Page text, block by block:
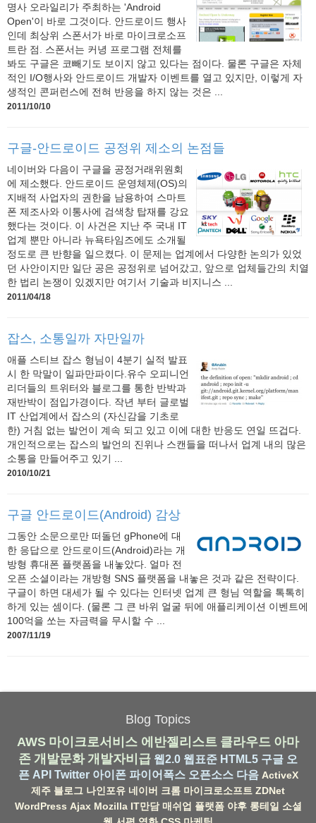
명사 오라일리가 주최하는 'Android
Open'이 바로 그것이다. 안드로이드 행사
인데 최상위 스폰서가 바로 마이크로소프
트란 점. 스폰서는 커녕 프로그램 전체를
봐도 구글은 코빼기도 보이지 않고 있다는 점이다. 물론 구글은 자체
적인 I/O행사와 안드로이드 개발자 이벤트를 열고 있지만, 이렇게 자
생적인 콘퍼런스에 전혀 반응을 하지 않는 것은 ...
2011/10/10
구글-안드로이드 공정위 제소의 논점들
네이버와 다음이 구글을 공정거래위원회
에 제소했다. 안드로이드 운영체제(OS)의
지배적 사업자의 권한을 남용하여 스마트
폰 제조사와 이통사에 검색창 탑재를 강요
했다는 것이다. 이 사건은 지난 주 국내 IT
업계 뿐만 아니라 뉴욕타임즈에도 소개될
정도로 큰 반향을 일으켰다. 이 문제는 업계에서 다양한 논의가 있었
던 사안이지만 일단 공은 공정위로 넘어갔고, 앞으로 업체들간의 치열
한 법리 논쟁이 있겠지만 여기서 기술과 비지니스 ...
2011/04/18
잡스, 소통일까 자만일까
애플 스티브 잡스 형님이 4분기 실적 발표
시 한 막말이 일파만파이다.유수 오피니언
리더들의 트위터와 블로그를 통한 반박과
재반박이 점입가경이다. 작년 부터 글로벌
IT 산업계에서 잡스의 (자신감을 기초로
한) 거침 없는 발언이 계속 되고 있고 이에 대한 반응도 연일 뜨겁다.
개인적으로는 잡스의 발언의 진위나 스캔들을 떠나서 업계 내의 많은
소통을 만들어주고 있기 ...
2010/10/21
구글 안드로이드(Android) 감상
그동안 소문으로만 떠돌던 gPhone에 대
한 응답으로 안드로이드(Android)라는 개
방형 휴대폰 플랫폼을 내놓았다. 얼마 전
오픈 소셜이라는 개방형 SNS 플랫폼을 내놓은 것과 같은 전략이다.
구글이 하면 대세가 될 수 있다는 인터넷 업계 큰 형님 역할을 톡톡히
하게 있는 셈이다. (물론 그 큰 바위 얼굴 뒤에 애플리케이션 이벤트에
100억을 쏘는 자금력을 무시할 수 ...
2007/11/19
Blog Topics
AWS 마이크로서비스 에반젤리스트 클라우드 아마
존 개발문화 개발자비급 웹2.0 웹표준 HTML5 구글 오
픈 API Twitter 아이폰 파이어폭스 오픈소스 다음 ActiveX
제주 블로그 나인포유 네이버 크롬 마이크로소프트 ZDNet
WordPress Ajax Mozilla IT만담 매쉬업 플랫폼 야후 롱테일 소셜